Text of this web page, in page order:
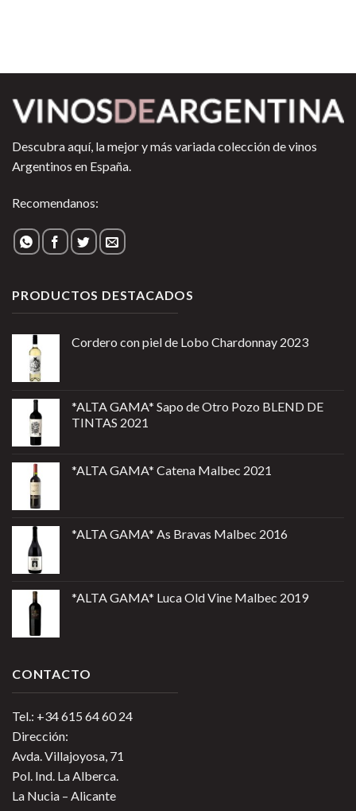
Descubra aquí, la mejor y más variada colección de vinos
Argentinos en España.
Recomendanos:
PRODUCTOS DESTACADOS
Cordero con piel de Lobo Chardonnay 2023
*ALTA GAMA* Sapo de Otro Pozo BLEND DE
TINTAS 2021
*ALTA GAMA* Catena Malbec 2021
*ALTA GAMA* As Bravas Malbec 2016
*ALTA GAMA* Luca Old Vine Malbec 2019
CONTACTO
Tel.: +34 615 64 60 24
Dirección:
Avda. Villajoyosa, 71
Pol. Ind. La Alberca.
La Nucia – Alicante